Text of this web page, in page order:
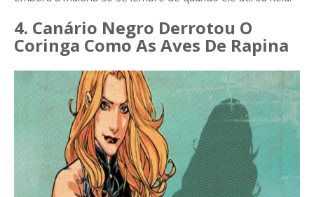
4. Canário Negro Derrotou O
Coringa Como As Aves De Rapina